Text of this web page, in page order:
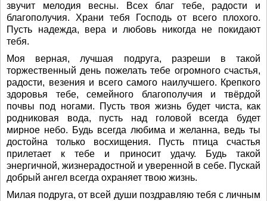
звучит мелодия весны. Всех благ тебе, радости и
благополучия. Храни тебя Господь от всего плохого.
Пусть надежда, вера и любовь никогда не покидают
тебя.
Моя верная, лучшая подруга, разреши в такой
торжественный день пожелать тебе огромного счастья,
радости, везения и всего самого наилучшего. Крепкого
здоровья тебе, семейного благополучия и твёрдой
почвы под ногами. Пусть твоя жизнь будет чиста, как
родниковая вода, пусть над головой всегда будет
мирное небо. Будь всегда любима и желанна, ведь ты
достойна только восхищения. Пусть птица счастья
прилетает к тебе и приносит удачу. Будь такой
энергичной, жизнерадостной и уверенной в себе. Пускай
добрый ангел всегда охраняет твою жизнь.
Милая подруга, от всей души поздравляю тебя с личным